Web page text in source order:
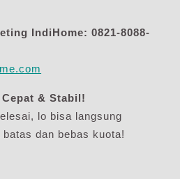
IndiHome: 0821-8088-
& Stabil!
lo bisa langsung
dan bebas kuota!